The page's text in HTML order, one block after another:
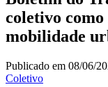
coletivo
mobilidade
Publicado em 08/06/
Coletivo